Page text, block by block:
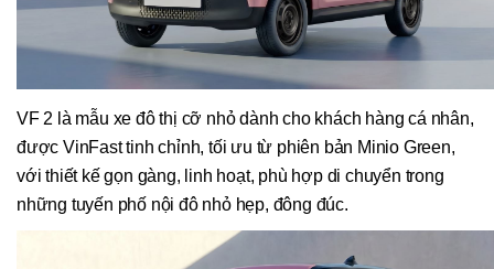
VF 2 là mẫu xe đô thị cỡ nhỏ dành cho khách hàng cá nhân,
được VinFast tinh chỉnh, tối ưu từ phiên bản Minio Green,
với thiết kế gọn gàng, linh hoạt, phù hợp di chuyển trong
những tuyến phố nội đô nhỏ hẹp, đông đúc.